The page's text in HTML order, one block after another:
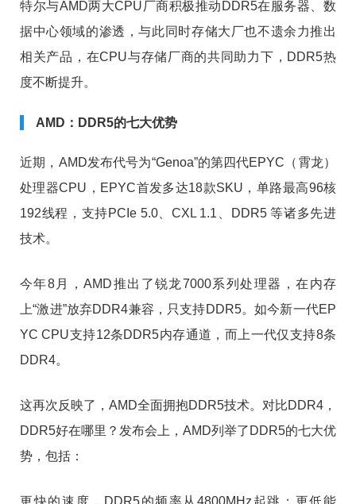
特尔与AMD两大CPU厂商积极推动DDR5在服务器、数
据中心领域的渗透，与此同时存储大厂也不遗余力推出
相关产品，在CPU与存储厂商的共同助力下，DDR5热
度不断提升。
AMD：DDR5的七大优势
近期，AMD发布代号为“Genoa”的第四代EPYC（霄龙）
处理器CPU，EPYC首发多达18款SKU，单路最高96核
192线程，支持PCIe 5.0、CXL 1.1、DDR5 等诸多先进
技术。
今年8月，AMD推出了锐龙7000系列处理器，在内存
上“激进”放弃DDR4兼容，只支持DDR5。如今新一代EP
YC CPU支持12条DDR5内存通道，而上一代仅支持8条
DDR4。
这再次反映了，AMD全面拥抱DDR5技术。对比DDR4，
DDR5好在哪里？发布会上，AMD列举了DDR5的七大优
势，包括：
更快的速度，DDR5的频率从4800MHz起跳；更低能